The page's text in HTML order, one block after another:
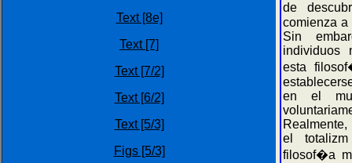
Text [8e]
Text [7]
Text [7/2]
Text [6/2]
Text [5/3]
Figs [5/3]
de
comienza a
Sin
individuos
esta
en el
el
filosof�a